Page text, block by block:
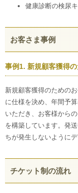
健康診断の検尿
お客さま事例
事例1. 新規顧客獲得
新規顧客獲得のための
に仕様を決め、年間予
いただき、お客様から
を構築しています。発
ちが発生しないように
チケット制の流れ